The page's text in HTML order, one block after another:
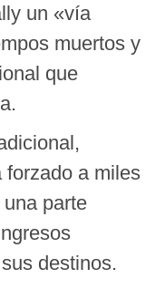
un «vía
muertos y
que
forzado a miles
parte
destinos.